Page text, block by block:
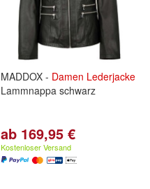
MADDOX - Damen Lederjacke
Lammnappa schwarz
ab 169,95 €
Kostenloser Versand